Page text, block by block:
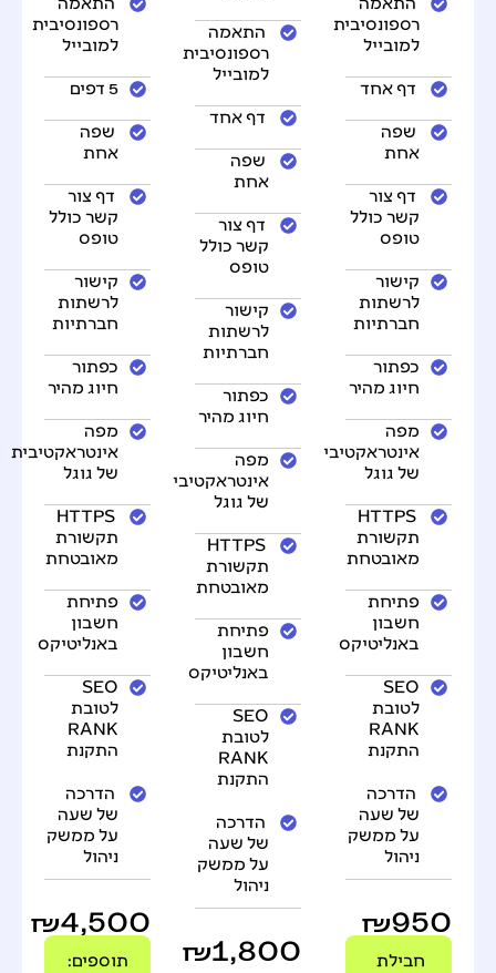
רספונסיבית
למובייל
דף אחד
שפה
אחת
דף צור
קשר כולל
טופס
קישור
לרשתות
חברתיות
כפתור
חיוג מהיר
מפה
אינטראקטיבית
של גוגל
HTTPS
תקשורת
מאובטחת
פתיחת
חשבון
באנליטיקס
SEO
לטובת
RANK
התקנת
הדרכה
של שעה
על ממשק
ניהול
₪950
חבילת
התאמה
רספונסיבית
למובייל
דף אחד
שפה
אחת
דף צור
קשר כולל
טופס
קישור
לרשתות
חברתיות
כפתור
חיוג מהיר
מפה
אינטראקטיבית
של גוגל
HTTPS
תקשורת
מאובטחת
פתיחת
חשבון
באנליטיקס
SEO
לטובת
RANK
התקנת
הדרכה
של שעה
על ממשק
ניהול
₪1,800
רספונסיבית
למובייל
5 דפים
שפה
אחת
דף צור
קשר כולל
טופס
קישור
לרשתות
חברתיות
כפתור
חיוג מהיר
מפה
אינטראקטיבית
של גוגל
HTTPS
תקשורת
מאובטחת
פתיחת
חשבון
באנליטיקס
SEO
לטובת
RANK
התקנת
הדרכה
של שעה
על ממשק
ניהול
₪4,500
תוספים: